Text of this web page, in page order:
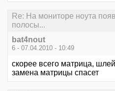
Re: На мониторе ноута
полосы...
bat4nout
6 - 07.04.2010 - 10:49
скорее всего матрица,
замена матрицы спасет